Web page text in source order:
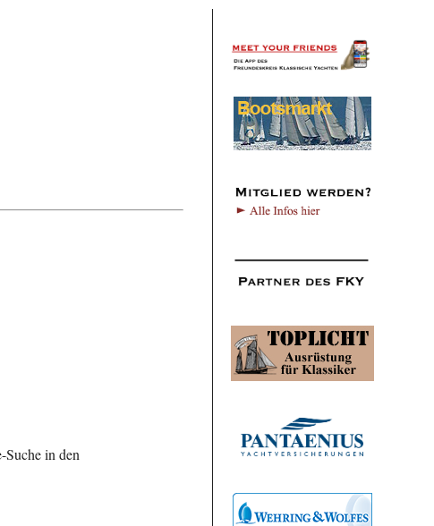
in den